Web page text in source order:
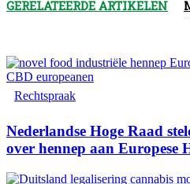
GERELATEERDE ARTIKELEN
Rechtspraak
Nederlandse Hoge Raad
over hennep aan Europese